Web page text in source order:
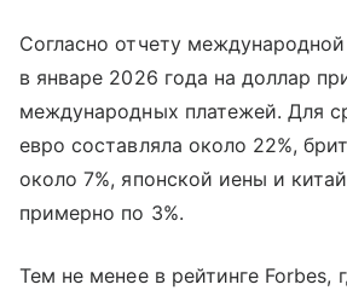
Согласно отчету
в январе 2026 года на доллар
международных платежей. Для
евро составляла около 22%,
около 7%, японской иены и
примерно по 3%.
Тем не менее в рейтинге Forbes,